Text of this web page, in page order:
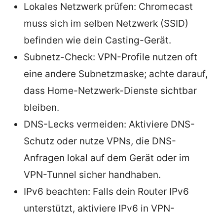
Lokales Netzwerk prüfen: Chromecast
muss sich im selben Netzwerk (SSID)
befinden wie dein Casting-Gerät.
Subnetz-Check: VPN-Profile nutzen oft
eine andere Subnetzmaske; achte darauf,
dass Home-Netzwerk-Dienste sichtbar
bleiben.
DNS-Lecks vermeiden: Aktiviere DNS-
Schutz oder nutze VPNs, die DNS-
Anfragen lokal auf dem Gerät oder im
VPN-Tunnel sicher handhaben.
IPv6 beachten: Falls dein Router IPv6
unterstützt, aktiviere IPv6 in VPN-